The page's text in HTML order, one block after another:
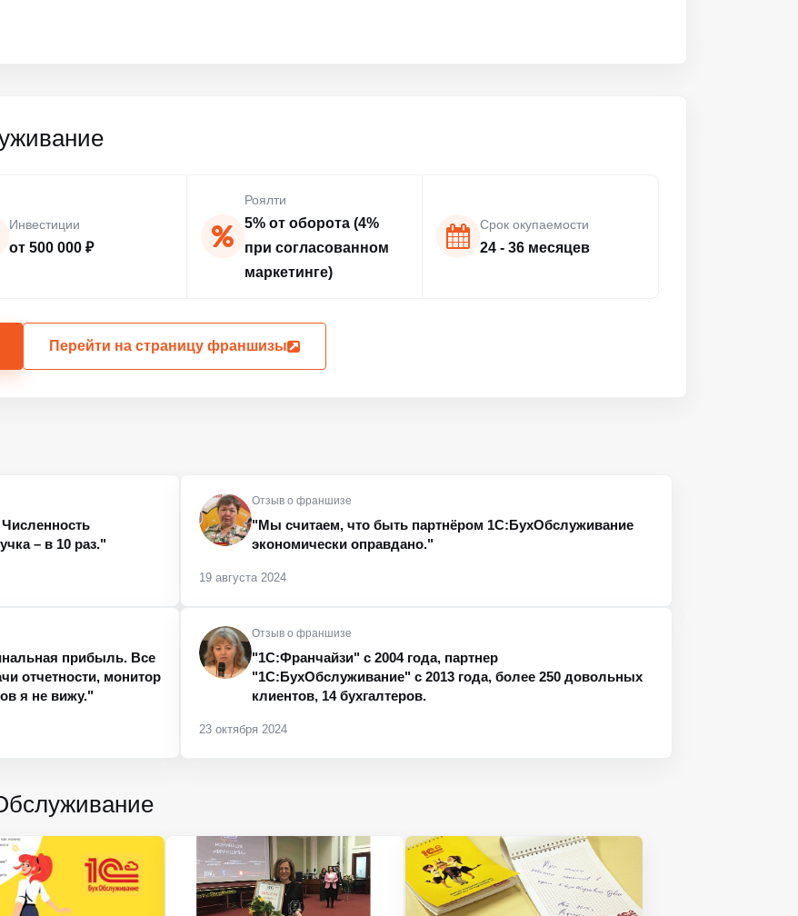
Инвестиции
от 500 000 ₽
Роялти
5% от оборота (4%
при согласованном
маркетинге)
Срок окупаемости
24 - 36 месяцев
Перейти на страницу франшизы
– в 10 раз."
Отзыв о франшизе
"Мы считаем, что быть партнёром 1С:БухОбслуживание
экономически оправдано."
19 августа 2024
прибыль. Все
отчетности, монитор
я не вижу."
Отзыв о франшизе
"1С:Франчайзи" с 2004 года, партнер
"1С:БухОбслуживание" с 2013 года, более 250 довольных
клиентов, 14 бухгалтеров.
23 октября 2024